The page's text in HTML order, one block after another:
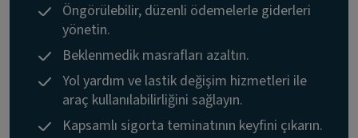
Öngörülebilir, düzenli ödemelerle giderleri
yönetin.
Beklenmedik masrafları azaltın.
Yol yardım ve lastik değişim hizmetleri ile
araç kullanılabilirliğini sağlayın.
Kapsamlı sigorta teminatının keyfini çıkarın.